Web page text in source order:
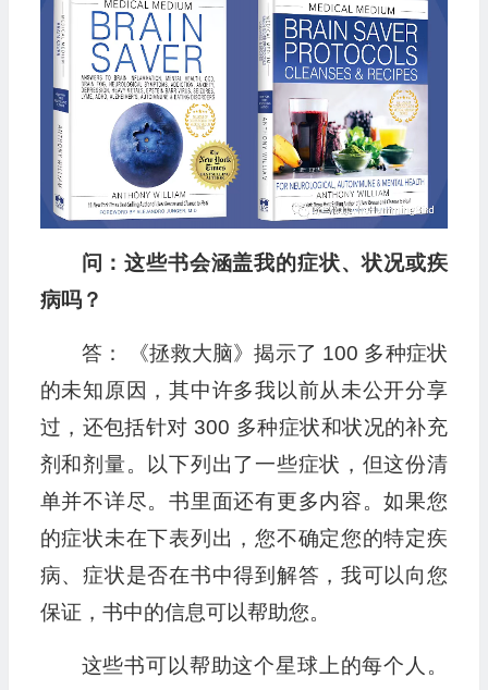
问：这些书会涵盖我的症状、状况或疾
病吗？
答： 《拯救大脑》揭示了 100 多种症状
的未知原因，其中许多我以前从未公开分享
过，还包括针对 300 多种症状和状况的补充
剂和剂量。以下列出了一些症状，但这份清
单并不详尽。书里面还有更多内容。如果您
的症状未在下表列出，您不确定您的特定疾
病、症状是否在书中得到解答，我可以向您
保证，书中的信息可以帮助您。
这些书可以帮助这个星球上的每个人。